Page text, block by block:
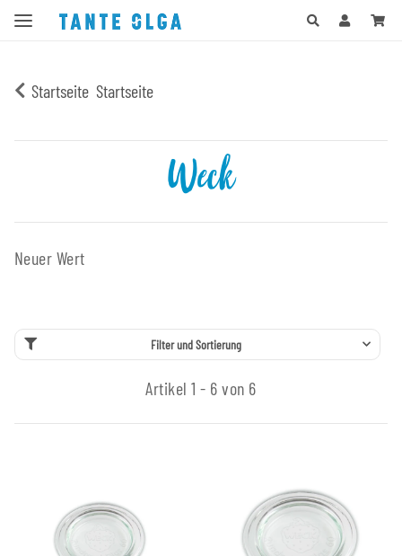
Startseite Startseite
Weck
Neuer Wert
Filter und Sortierung
Artikel 1 - 6 von 6